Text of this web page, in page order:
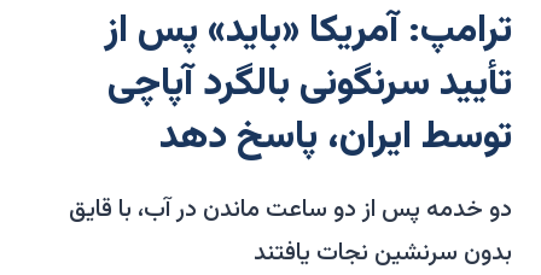
ترامپ: آمریکا «باید» پس از
تأیید سرنگونی بالگرد آپاچی
توسط ایران، پاسخ دهد
دو خدمه پس از دو ساعت ماندن در آب، با قایق
بدون سرنشین نجات یافتند